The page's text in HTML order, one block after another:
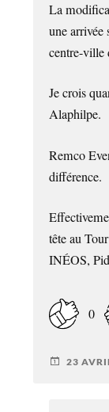
La
une arrivée
centre-ville
Je crois
Alaphilpe.
Remco
différence.
tête au
INÉOS,
0
23